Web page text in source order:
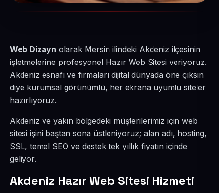
Web Dizayn olarak Mersin ilindeki Akdeniz ilçesinin
işletmelerine profesyonel Hazır Web Sitesi veriyoruz.
Akdeniz esnafı ve firmaları dijital dünyada öne çıksın
diye kurumsal görünümlü, her ekrana uyumlu siteler
hazırlıyoruz.
Akdeniz ve yakın bölgedeki müşterilerimiz için web
sitesi işini baştan sona üstleniyoruz; alan adı, hosting,
SSL, temel SEO ve destek tek yıllık fiyatın içinde
geliyor.
Akdeniz Hazır Web Sitesi Hizmeti